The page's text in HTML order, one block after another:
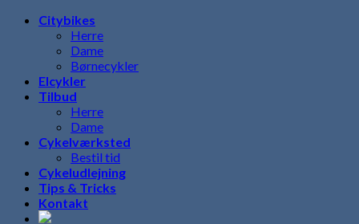
Citybikes
Herre
Dame
Børnecykler
Elcykler
Tilbud
Herre
Dame
Cykelværksted
Bestil tid
Cykeludlejning
Tips & Tricks
Kontakt